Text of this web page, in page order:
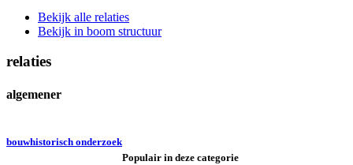
Bekijk alle relaties
Bekijk in boom structuur
relaties
algemener
bouwhistorisch onderzoek
Populair in deze categorie